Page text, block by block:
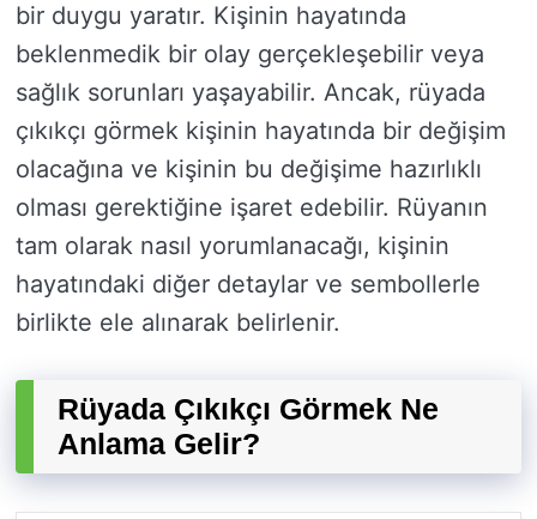
bir duygu yaratır. Kişinin hayatında
beklenmedik bir olay gerçekleşebilir veya
sağlık sorunları yaşayabilir. Ancak, rüyada
çıkıkçı görmek kişinin hayatında bir değişim
olacağına ve kişinin bu değişime hazırlıklı
olması gerektiğine işaret edebilir. Rüyanın
tam olarak nasıl yorumlanacağı, kişinin
hayatındaki diğer detaylar ve sembollerle
birlikte ele alınarak belirlenir.
Rüyada Çıkıkçı Görmek Ne
Anlama Gelir?